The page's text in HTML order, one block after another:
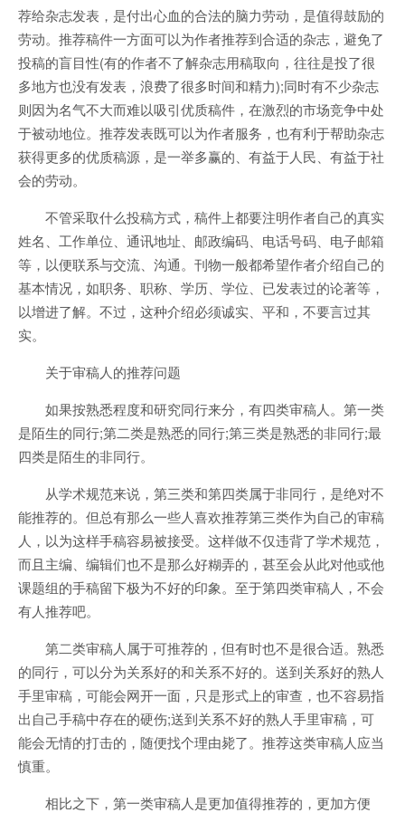
荐给杂志发表，是付出心血的合法的脑力劳动，是值得鼓励的
劳动。推荐稿件一方面可以为作者推荐到合适的杂志，避免了
投稿的盲目性(有的作者不了解杂志用稿取向，往往是投了很
多地方也没有发表，浪费了很多时间和精力);同时有不少杂志
则因为名气不大而难以吸引优质稿件，在激烈的市场竞争中处
于被动地位。推荐发表既可以为作者服务，也有利于帮助杂志
获得更多的优质稿源，是一举多赢的、有益于人民、有益于社
会的劳动。
不管采取什么投稿方式，稿件上都要注明作者自己的真实
姓名、工作单位、通讯地址、邮政编码、电话号码、电子邮箱
等，以便联系与交流、沟通。刊物一般都希望作者介绍自己的
基本情况，如职务、职称、学历、学位、已发表过的论著等，
以增进了解。不过，这种介绍必须诚实、平和，不要言过其
实。
关于审稿人的推荐问题
如果按熟悉程度和研究同行来分，有四类审稿人。第一类
是陌生的同行;第二类是熟悉的同行;第三类是熟悉的非同行;最
四类是陌生的非同行。
从学术规范来说，第三类和第四类属于非同行，是绝对不
能推荐的。但总有那么一些人喜欢推荐第三类作为自己的审稿
人，以为这样手稿容易被接受。这样做不仅违背了学术规范，
而且主编、编辑们也不是那么好糊弄的，甚至会从此对他或他
课题组的手稿留下极为不好的印象。至于第四类审稿人，不会
有人推荐吧。
第二类审稿人属于可推荐的，但有时也不是很合适。熟悉
的同行，可以分为关系好的和关系不好的。送到关系好的熟人
手里审稿，可能会网开一面，只是形式上的审查，也不容易指
出自己手稿中存在的硬伤;送到关系不好的熟人手里审稿，可
能会无情的打击的，随便找个理由毙了。推荐这类审稿人应当
慎重。
相比之下，第一类审稿人是更加值得推荐的，更加方便